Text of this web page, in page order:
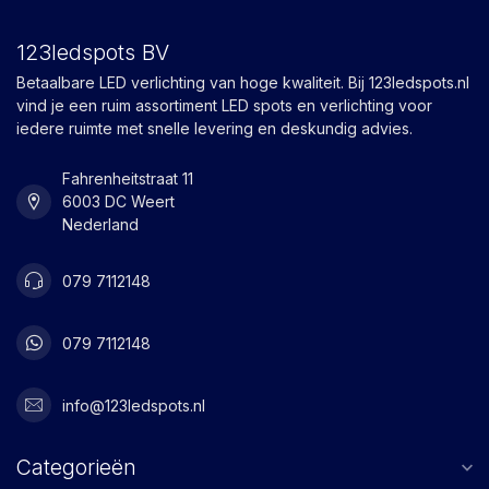
123ledspots BV
Betaalbare LED verlichting van hoge kwaliteit. Bij 123ledspots.nl
vind je een ruim assortiment LED spots en verlichting voor
iedere ruimte met snelle levering en deskundig advies.
Fahrenheitstraat 11
6003 DC Weert
Nederland
079 7112148
079 7112148
info@123ledspots.nl
Categorieën